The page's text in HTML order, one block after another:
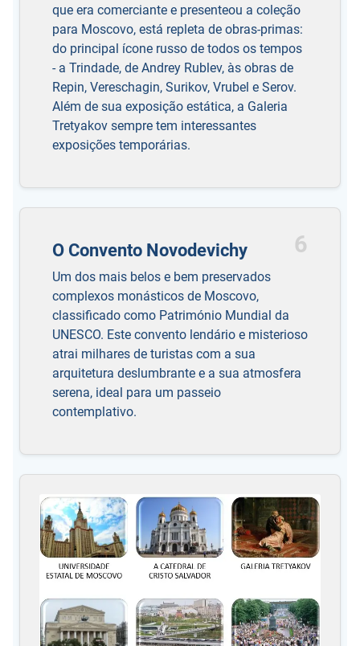
que era comerciante e presenteou a coleção
para Moscovo, está repleta de obras-primas:
do principal ícone russo de todos os tempos
- a Trindade, de Andrey Rublev, às obras de
Repin, Vereschagin, Surikov, Vrubel e Serov.
Além de sua exposição estática, a Galeria
Tretyakov sempre tem interessantes
exposições temporárias.
6
O Convento Novodevichy
Um dos mais belos e bem preservados
complexos monásticos de Moscovo,
classificado como Património Mundial da
UNESCO. Este convento lendário e misterioso
atrai milhares de turistas com a sua
arquitetura deslumbrante e a sua atmosfera
serena, ideal para um passeio
contemplativo.